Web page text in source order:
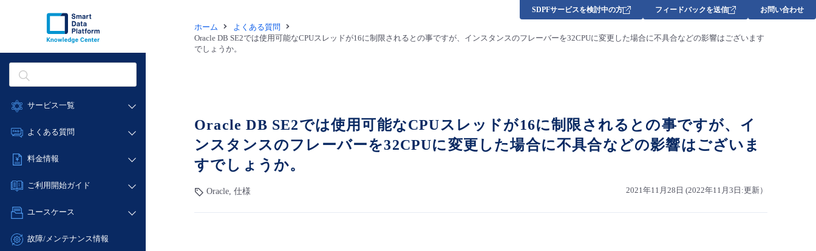
サービス一覧
データ利活用
ネットワーク
IoT
サポート
管理機能
よくある質問
データ利活用
ネットワーク
IoT
サポート
料金情報
料金シミュレーター
クラウド/サーバー
ネットワーク
ご利用開始ガイド
■ 管理機能
ユースケース
- バックアップ
故障/メンテナンス情報
SDPFサービスを検討中の方 フィードバックを送信 お問い合わせ
ホーム
よくある質問
Oracle DB SE2では使用可能なCPUスレッドが16に制限されるとの事ですが、インスタンスのフレーバーを32CPUに変更した場合に不具合などの影響はございます
でしょうか。
Oracle DB SE2では使用可能なCPUスレッドが16に制限されるとの事ですが、イ
ンスタンスのフレーバーを32CPUに変更した場合に不具合などの影響はございま
すでしょうか。
Oracle, 仕様 2021年11月28日 (2022年11月3日:更新）